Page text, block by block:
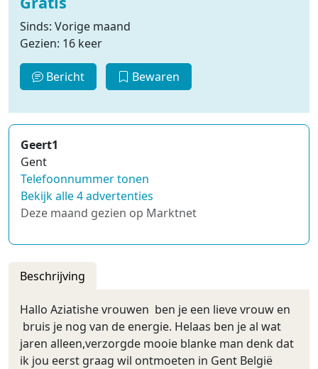
Sinds: Vorige maand
Gezien: 16 keer
Bericht Bewaren
Geert1
Gent
Telefoonnummer tonen
Bekijk alle 4 advertenties
Deze maand gezien op Marktnet
Beschrijving
Hallo Aziatishe vrouwen ben je een lieve vrouw en
bruis je nog van de energie. Helaas ben je al wat
jaren alleen,verzorgde mooie blanke man denk dat
ik jou eerst graag wil ontmoeten in Gent België